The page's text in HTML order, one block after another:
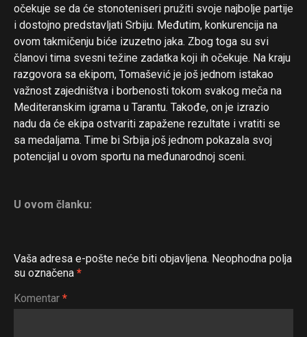
očekuje se da će stonoteniseri pružiti svoje najbolje partije
i dostojno predstavljati Srbiju. Međutim, konkurencija na
ovom takmičenju biće izuzetno jaka. Zbog toga su svi
članovi tima svesni težine zadatka koji ih očekuje. Na kraju
razgovora sa ekipom, Tomašević je još jednom istakao
važnost zajedništva i borbenosti tokom svakog meča na
Mediteranskim igrama u Tarantu. Takođe, on je izrazio
nadu da će ekipa ostvariti zapažene rezultate i vratiti se
sa medaljama. Time bi Srbija još jednom pokazala svoj
potencijal u ovom sportu na međunarodnoj sceni.
U ovom članku:
Vaša adresa e-pošte neće biti objavljena. Neophodna polja
su označena *
Komentar *